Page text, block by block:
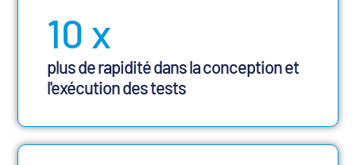
10 x
plus de rapidité dans la conception et
l'exécution des tests